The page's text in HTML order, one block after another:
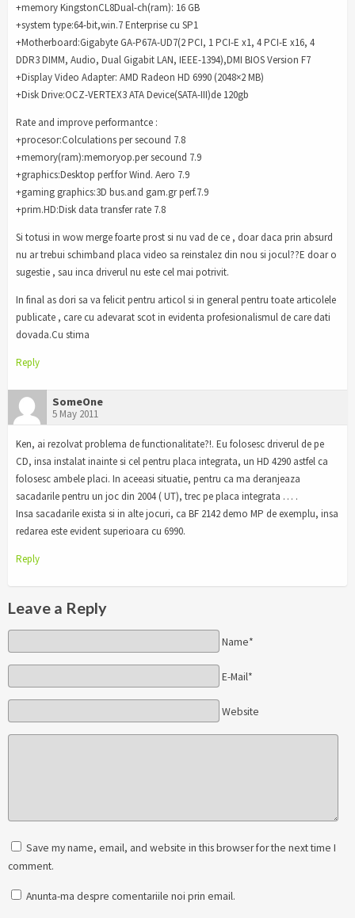
+memory KingstonCL8Dual-ch(ram): 16 GB
+system type:64-bit,win.7 Enterprise cu SP1
+Motherboard:Gigabyte GA-P67A-UD7(2 PCI, 1 PCI-E x1, 4 PCI-E x16, 4
DDR3 DIMM, Audio, Dual Gigabit LAN, IEEE-1394),DMI BIOS Version F7
+Display Video Adapter: AMD Radeon HD 6990 (2048×2 MB)
+Disk Drive:OCZ-VERTEX3 ATA Device(SATA-III)de 120gb
Rate and improve performantce :
+procesor:Colculations per secound 7.8
+memory(ram):memoryop.per secound 7.9
+graphics:Desktop perf.for Wind. Aero 7.9
+gaming graphics:3D bus.and gam.gr perf.7.9
+prim.HD:Disk data transfer rate 7.8
Si totusi in wow merge foarte prost si nu vad de ce , doar daca prin absurd
nu ar trebui schimband placa video sa reinstalez din nou si jocul??E doar o
sugestie , sau inca driverul nu este cel mai potrivit.
In final as dori sa va felicit pentru articol si in general pentru toate articolele
publicate , care cu adevarat scot in evidenta profesionalismul de care dati
dovada.Cu stima
Reply
SomeOne
5 May 2011
Ken, ai rezolvat problema de functionalitate?!. Eu folosesc driverul de pe
CD, insa instalat inainte si cel pentru placa integrata, un HD 4290 astfel ca
folosesc ambele placi. In aceeasi situatie, pentru ca ma deranjeaza
sacadarile pentru un joc din 2004 ( UT), trec pe placa integrata … .
Insa sacadarile exista si in alte jocuri, ca BF 2142 demo MP de exemplu, insa
redarea este evident superioara cu 6990.
Reply
Leave a Reply
Name*
E-Mail*
Website
Save my name, email, and website in this browser for the next time I
comment.
Anunta-ma despre comentariile noi prin email.